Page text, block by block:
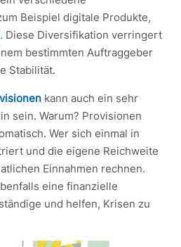
Beispiel digitale Produkte,
. Diese Diversifikation verringert
bestimmten Auftraggeber
Stabilität.
kann auch ein sehr
sein. Warum? Provisionen
Wer sich einmal in
und die eigene Reichweite
Einnahmen rechnen.
eine finanzielle
und helfen, Krisen zu